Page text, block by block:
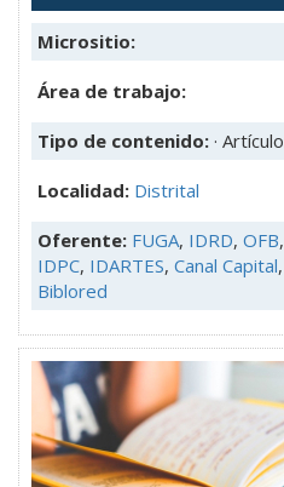
Micrositio:
Área de trabajo:
Tipo de contenido: · Artículo
Localidad: Distrital
Oferente: FUGA, IDRD, OFB,
IDPC, IDARTES, Canal Capital,
Biblored